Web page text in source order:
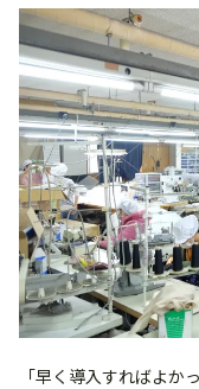
「早く導入すればよか